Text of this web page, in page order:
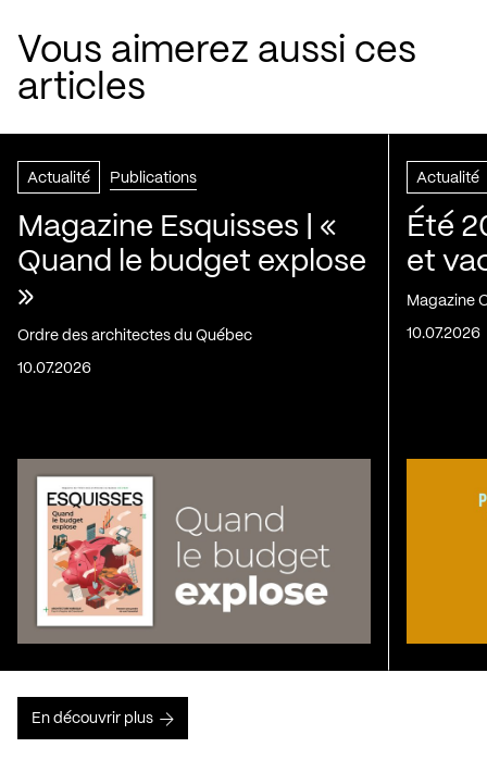
Vous aimerez aussi ces
articles
Actualité Publications
Magazine Esquisses | «
Quand le budget explose
»
Ordre des architectes du Québec
10.07.2026
Actualité
Été
et
Magazine
10.07.2026
En découvrir plus